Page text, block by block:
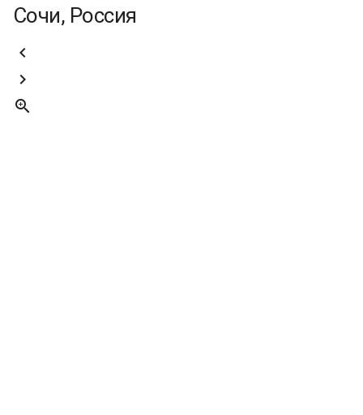
Сочи, Россия


